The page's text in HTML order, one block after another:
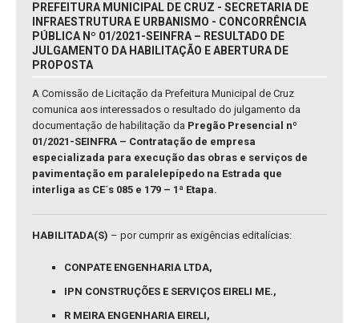
PREFEITURA MUNICIPAL DE CRUZ - SECRETARIA DE
INFRAESTRUTURA E URBANISMO - CONCORRÊNCIA
PÚBLICA Nº 01/2021-SEINFRA – RESULTADO DE
JULGAMENTO DA HABILITAÇÃO E ABERTURA DE
PROPOSTA
A Comissão de Licitação da Prefeitura Municipal de Cruz
comunica aos interessados o resultado do julgamento da
documentação de habilitação da Pregão Presencial nº
01/2021-SEINFRA – Contratação de empresa
especializada para execução das obras e serviços de
pavimentação em paralelepípedo na Estrada que
interliga as CE´s 085 e 179 – 1ª Etapa.
HABILITADA(S) – por cumprir as exigências editalícias:
CONPATE ENGENHARIA LTDA,
IPN CONSTRUÇÕES E SERVIÇOS EIRELI ME.,
R MEIRA ENGENHARIA EIRELI,